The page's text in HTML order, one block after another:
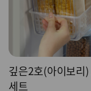
깊은2호(아이보리)
세트